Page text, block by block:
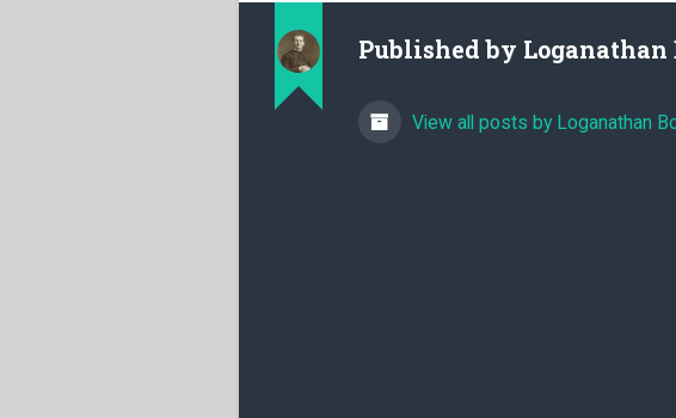
Published by Loganathan
View all posts by Loganathan